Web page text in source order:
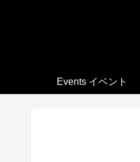
Events イベント